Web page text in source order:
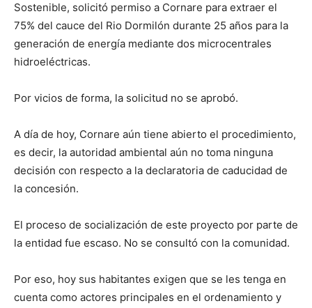
Sostenible, solicitó permiso a Cornare para extraer el
75% del cauce del Rio Dormilón durante 25 años para la
generación de energía mediante dos microcentrales
hidroeléctricas.
Por vicios de forma, la solicitud no se aprobó.
A día de hoy, Cornare aún tiene abierto el procedimiento,
es decir, la autoridad ambiental aún no toma ninguna
decisión con respecto a la declaratoria de caducidad de
la concesión.
El proceso de socialización de este proyecto por parte de
la entidad fue escaso. No se consultó con la comunidad.
Por eso, hoy sus habitantes exigen que se les tenga en
cuenta como actores principales en el ordenamiento y